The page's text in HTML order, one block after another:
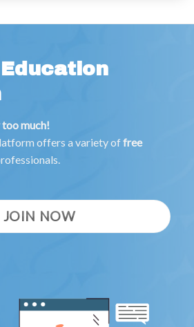
Education
too much!
offers a variety offree
JOIN NOW